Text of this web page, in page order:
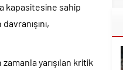
kapasitesine sahip
yarışılan kritik